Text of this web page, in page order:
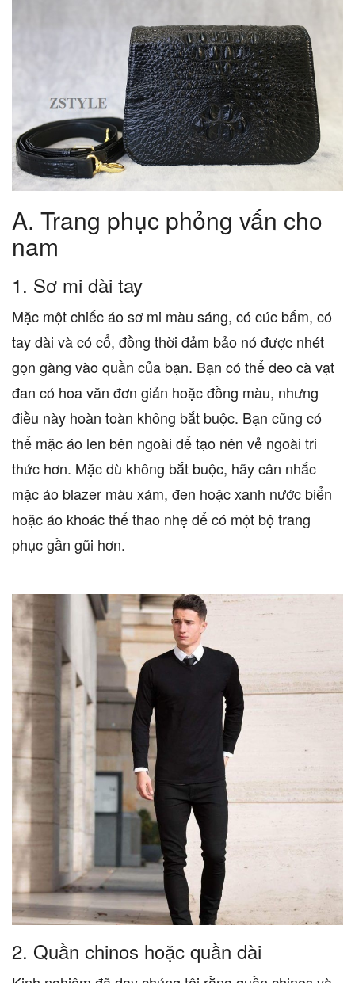
A. Trang phục phỏng vấn cho
nam
1. Sơ mi dài tay
Mặc một chiếc áo sơ mi màu sáng, có cúc bấm, có
tay dài và có cổ, đồng thời đảm bảo nó được nhét
gọn gàng vào quần của bạn. Bạn có thể đeo cà vạt
đan có hoa văn đơn giản hoặc đồng màu, nhưng
điều này hoàn toàn không bắt buộc. Bạn cũng có
thể mặc áo len bên ngoài để tạo nên vẻ ngoài tri
thức hơn. Mặc dù không bắt buộc, hãy cân nhắc
mặc áo blazer màu xám, đen hoặc xanh nước biển
hoặc áo khoác thể thao nhẹ để có một bộ trang
phục gần gũi hơn.
2. Quần chinos hoặc quần dài